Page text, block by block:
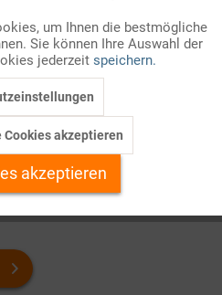
sich die Zahl dieser
Jahren entwickelt? Was
nützen sie?
Sie?
Inaktiv
Inaktiv
um Ihnen die bestmögliche
Sie können Ihre Auswahl der
jederzeit speichern.
akzeptieren
akzeptieren